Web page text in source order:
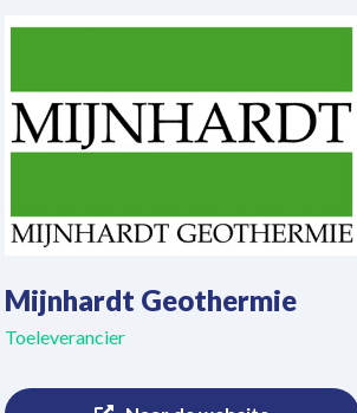
Mijnhardt Geothermie
Toeleverancier